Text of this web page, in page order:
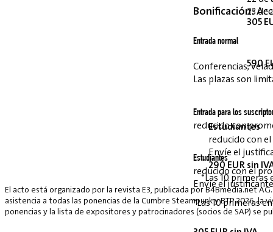
Bonificación:
Entrada normal
Conferencias,
Las plazas son
Entrada para los
reducido con
Estudiantes
reducido con el
Envíe el
*Las 10 primeras
23 de
305
590
Estudiantes
reducido con
Envíe el
290 EUR sin
*Las 10
El acto está organizado por la revista E3, publicada por B4Bmedia.net
asistencia a todas las ponencias de la Cumbre Steampunk y BTP 2026,
ponencias y la lista de expositores y patrocinadores (socios de SAP) se